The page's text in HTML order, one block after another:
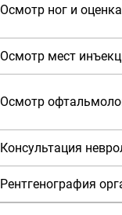
Осмотр ног и
Осмотр мест
Осмотр
Консультация
Рентгенография